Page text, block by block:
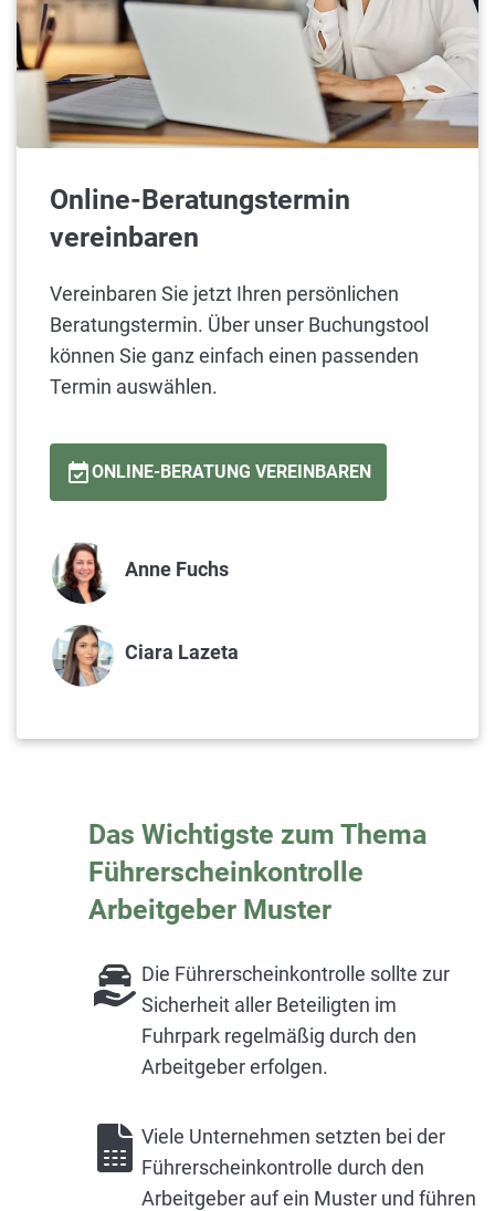
Online-Beratungstermin
vereinbaren
Vereinbaren Sie jetzt Ihren persönlichen
Beratungstermin. Über unser Buchungstool
können Sie ganz einfach einen passenden
Termin auswählen.
ONLINE-BERATUNG VEREINBAREN
Anne Fuchs
Ciara Lazeta
Das Wichtigste zum Thema
Führerscheinkontrolle
Arbeitgeber Muster
Die Führerscheinkontrolle sollte zur
Sicherheit aller Beteiligten im
Fuhrpark regelmäßig durch den
Arbeitgeber erfolgen.
Viele Unternehmen setzten bei der
Führerscheinkontrolle durch den
Arbeitgeber auf ein Muster und führen